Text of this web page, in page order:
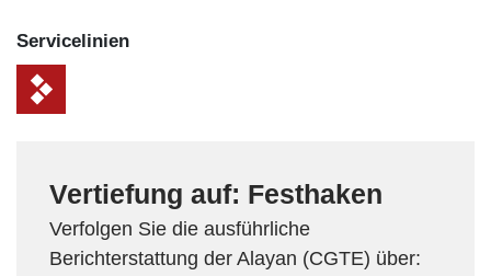
Service­linien
Vertiefung auf: Festhaken
Verfolgen Sie die ausführliche
Berichterstattung der Alayan (CGTE) über: